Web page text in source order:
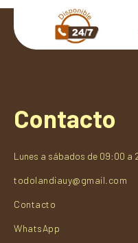
Contacto
Lunes a sábados de 09:00 a
todolandiauy@gmail.com
Contacto
WhatsApp